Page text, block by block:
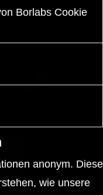
Borlabs Cookie
anonym. Diese
wie unsere